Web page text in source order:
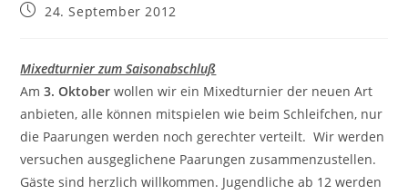
Beitrag24. September 2012
Mixedturnier zum Saisonabschluß
Am3. Oktober wollen wir ein Mixedturnier der neuen Art
anbieten, alle können mitspielen wie beim Schleifchen, nur
die Paarungen werden noch gerechter verteilt. Wir werden
versuchen ausgeglichene Paarungen zusammenzustellen.
Gäste sind herzlich willkommen. Jugendliche ab 12 werden